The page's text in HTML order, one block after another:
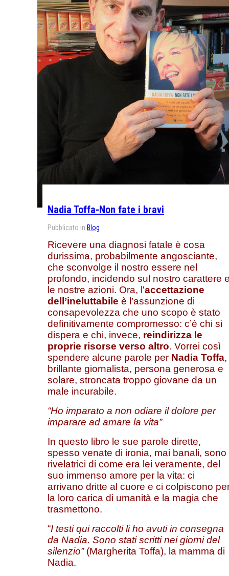
Nadia Toffa-Non fate i bravi
Pubblicato in Blog
Ricevere una diagnosi fatale è cosa
durissima, probabilmente angosciante,
che sconvolge il nostro essere nel
profondo, incidendo sul nostro carattere
le nostre azioni. Ora, l'accettazione
dell’ineluttabile è l’assunzione di
consapevolezza che uno scopo è stato
definitivamente compromesso: c’è chi si
dispera e chi, invece, reindirizza le
proprie risorse verso altro. Vorrei così
spendere alcune parole per Nadia Toffa,
brillante giornalista, persona generosa e
solare, stroncata troppo giovane da un
male incurabile.
“Ho imparato a non odiare il dolore per
imparare ad amare la vita”
In questo libro le sue parole dirette,
spesso venate di ironia, mai banali, sono
rivelatrici di come era lei veramente, del
suo immenso amore per la vita: ci
arrivano dritte al cuore e ci colpiscono
la loro carica di umanità e la magia che
trasmettono.
“I testi qui raccolti li ho avuti in consegna
da Nadia. Sono stati scritti nei giorni del
silenzio”(Margherita Toffa), la mamma di
Nadia.